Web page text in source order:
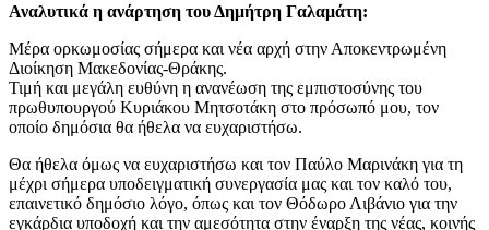
Αναλυτικά η ανάρτηση του Δημήτρη Γαλαμάτη:
Μέρα ορκωμοσίας σήμερα και νέα αρχή στην Αποκεντρωμένη
Διοίκηση Μακεδονίας-Θράκης.
Τιμή και μεγάλη ευθύνη η ανανέωση της εμπιστοσύνης του
πρωθυπουργού Κυριάκου Μητσοτάκη στο πρόσωπό μου, τον
οποίο δημόσια θα ήθελα να ευχαριστήσω.
Θα ήθελα όμως να ευχαριστήσω και τον Παύλο Μαρινάκη για τη
μέχρι σήμερα υποδειγματική συνεργασία μας και τον καλό του,
επαινετικό δημόσιο λόγο, όπως και τον Θόδωρο Λιβάνιο για την
εγκάρδια υποδοχή και την αμεσότητα στην έναρξη της νέας, κοινής